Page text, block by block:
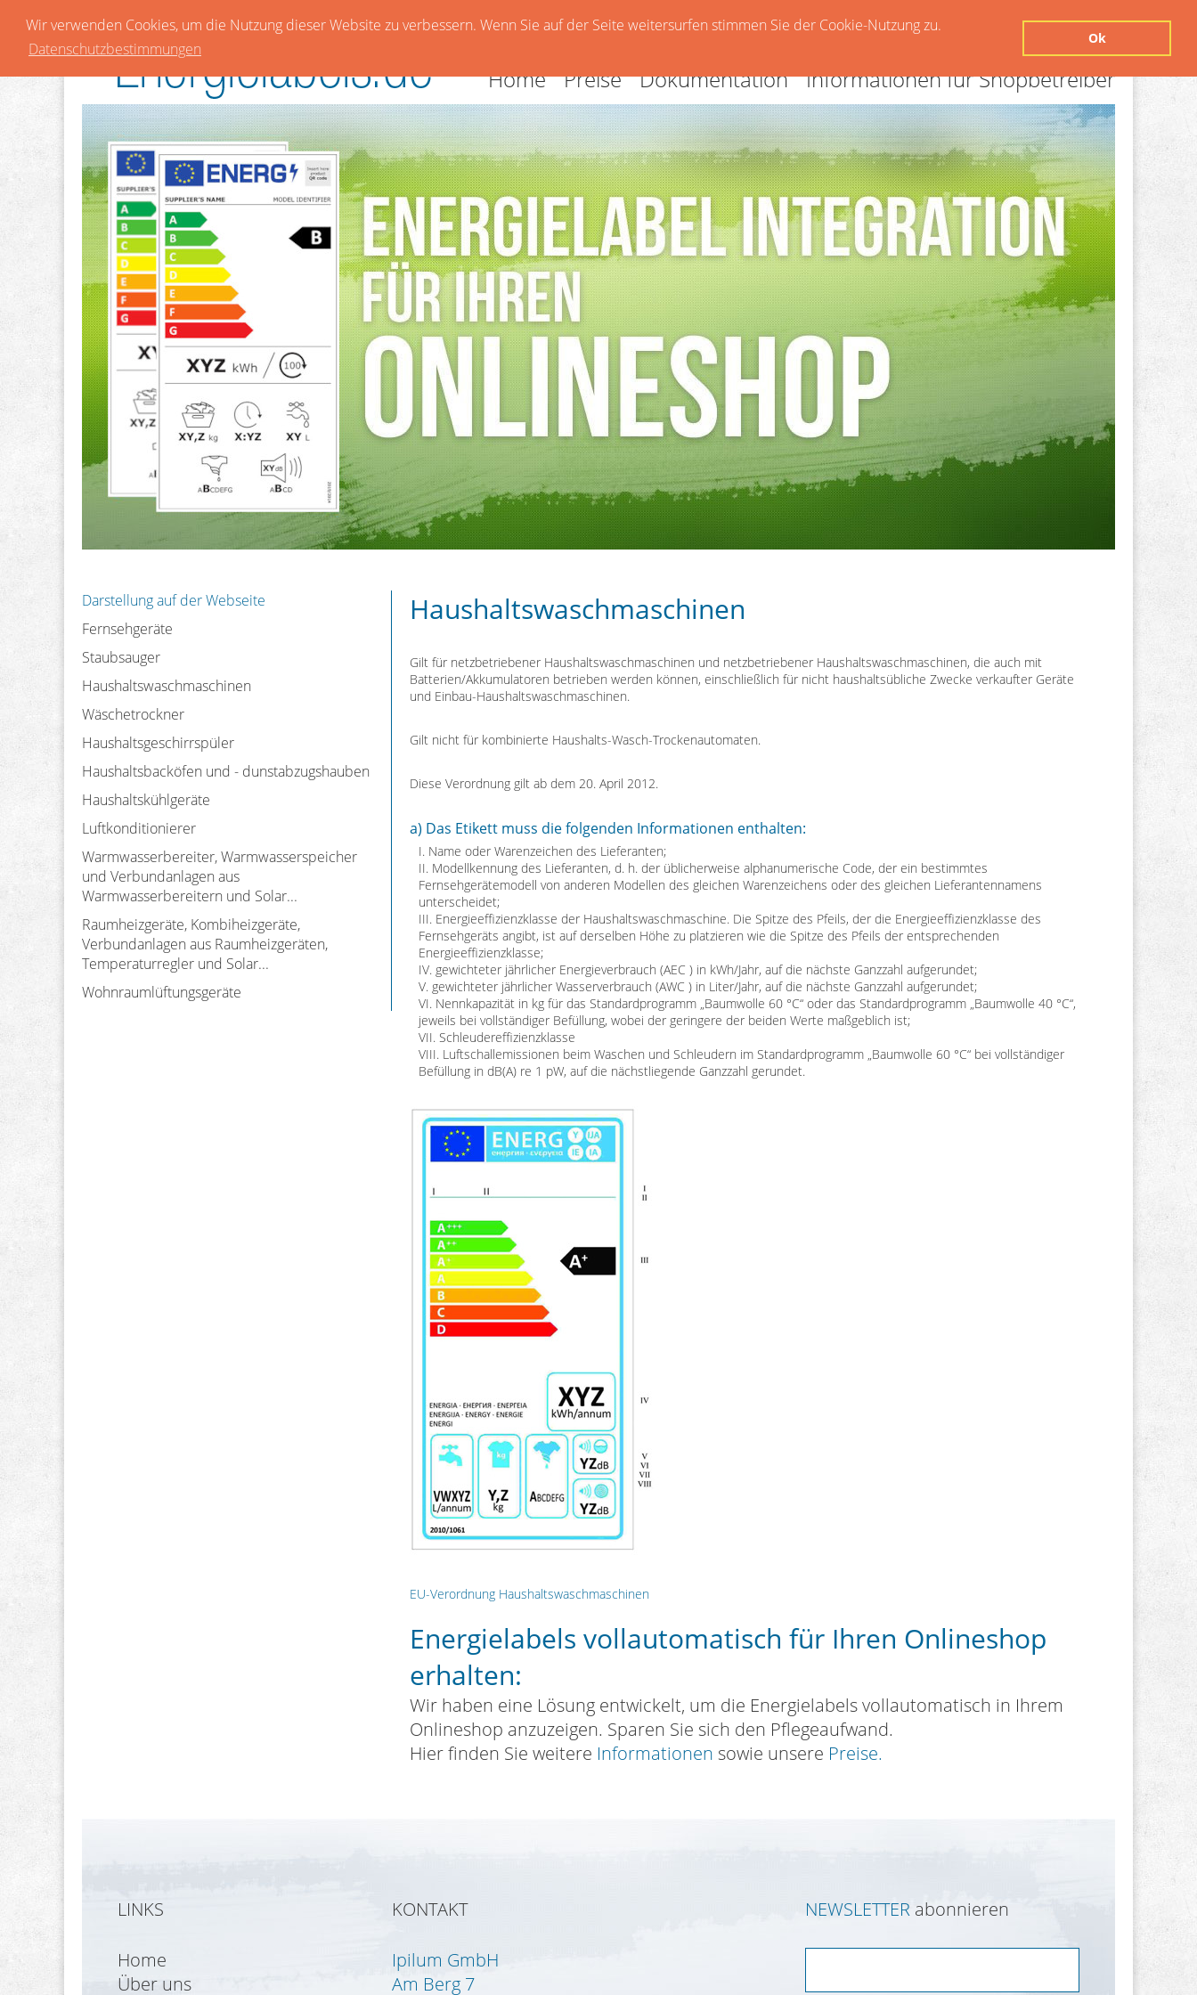
Wir verwenden Cookies, um die Nutzung dieser Website zu verbessern. Wenn Sie auf der Seite weitersurfen stimmen Sie der Cookie-Nutzung zu.
Datenschutzbestimmungen
Ok
Home Preise Dokumentation Informationen für Shopbetreiber
Darstellung auf der Webseite
Fernsehgeräte
Staubsauger
Haushaltswaschmaschinen
Wäschetrockner
Haushaltsgeschirrspüler
Haushaltsbacköfen und - dunstabzugshauben
Haushaltskühlgeräte
Luftkonditionierer
Warmwasserbereiter, Warmwasserspeicher
und Verbundanlagen aus
Warmwasserbereitern und Solar...
Raumheizgeräte, Kombiheizgeräte,
Verbundanlagen aus Raumheizgeräten,
Temperaturregler und Solar...
Wohnraumlüftungsgeräte
Haushaltswaschmaschinen
Gilt für netzbetriebener Haushaltswaschmaschinen und netzbetriebener Haushaltswaschmaschinen, die auch mit
Batterien/Akkumulatoren betrieben werden können, einschließlich für nicht haushaltsübliche Zwecke verkaufter Geräte
und Einbau-Haushaltswaschmaschinen.
Gilt nicht für kombinierte Haushalts-Wasch-Trockenautomaten.
Diese Verordnung gilt ab dem 20. April 2012.
a) Das Etikett muss die folgenden Informationen enthalten:
I. Name oder Warenzeichen des Lieferanten;
II. Modellkennung des Lieferanten, d. h. der üblicherweise alphanumerische Code, der ein bestimmtes
Fernsehgerätemodell von anderen Modellen des gleichen Warenzeichens oder des gleichen Lieferantennamens
unterscheidet;
III. Energieeffizienzklasse der Haushaltswaschmaschine. Die Spitze des Pfeils, der die Energieeffizienzklasse des
Fernsehgeräts angibt, ist auf derselben Höhe zu platzieren wie die Spitze des Pfeils der entsprechenden
Energieeffizienzklasse;
IV. gewichteter jährlicher Energieverbrauch (AEC ) in kWh/Jahr, auf die nächste Ganzzahl aufgerundet;
V. gewichteter jährlicher Wasserverbrauch (AWC ) in Liter/Jahr, auf die nächste Ganzzahl aufgerundet;
VI. Nennkapazität in kg für das Standardprogramm „Baumwolle 60 °C“ oder das Standardprogramm „Baumwolle 40 °C“,
jeweils bei vollständiger Befüllung, wobei der geringere der beiden Werte maßgeblich ist;
VII. Schleudereffizienzklasse
VIII. Luftschallemissionen beim Waschen und Schleudern im Standardprogramm „Baumwolle 60 °C“ bei vollständiger
Befüllung in dB(A) re 1 pW, auf die nächstliegende Ganzzahl gerundet.
EU-Verordnung Haushaltswaschmaschinen
Energielabels vollautomatisch für Ihren Onlineshop
erhalten:
Wir haben eine Lösung entwickelt, um die Energielabels vollautomatisch in Ihrem
Onlineshop anzuzeigen. Sparen Sie sich den Pflegeaufwand.
Hier finden Sie weitere Informationen sowie unsere Preise.
LINKS
Home
Über uns
KONTAKT
Ipilum GmbH
Am Berg 7
NEWSLETTER abonnieren